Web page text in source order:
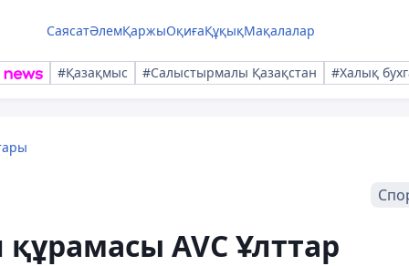
СаясатӘлемҚаржыОқиғаҚұқықМақалалар
#Қазақмыс #Салыстырмалы Қазақстан #Халық
AVC Ұлттар